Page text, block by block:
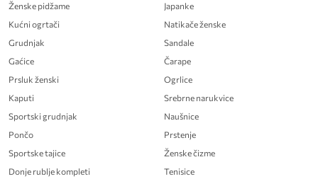
Ženske pidžame
Kućni ogrtači
Grudnjak
Gaćice
Prsluk ženski
Kaputi
Sportski grudnjak
Pončo
Sportske tajice
Donje rublje kompleti
Japanke
Natikače ženske
Sandale
Čarape
Ogrlice
Srebrne narukvice
Naušnice
Prstenje
Ženske čizme
Tenisice